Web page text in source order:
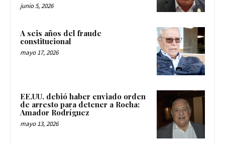
junio 5, 2026
A seis años del fraude
constitucional
mayo 17, 2026
EE.UU. debió haber enviado orden
de arresto para detener a Rocha:
Amador Rodríguez
mayo 13, 2026